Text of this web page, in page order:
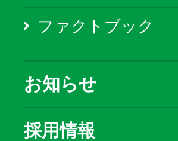
ファクトブック
お知らせ
採用情報